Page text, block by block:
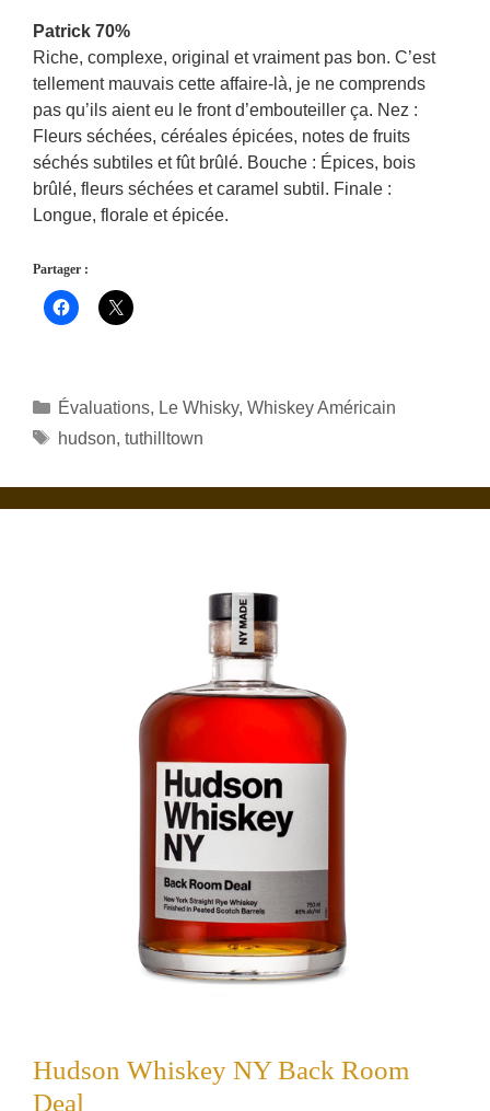
Patrick 70%
Riche, complexe, original et vraiment pas bon. C’est
tellement mauvais cette affaire-là, je ne comprends
pas qu’ils aient eu le front d’embouteiller ça. Nez :
Fleurs séchées, céréales épicées, notes de fruits
séchés subtiles et fût brûlé. Bouche : Épices, bois
brûlé, fleurs séchées et caramel subtil. Finale :
Longue, florale et épicée.
Partager :
Catégories
Évaluations, Le Whisky, Whiskey Américain
Étiquettes
hudson, tuthilltown
Hudson Whiskey NY Back Room
Deal